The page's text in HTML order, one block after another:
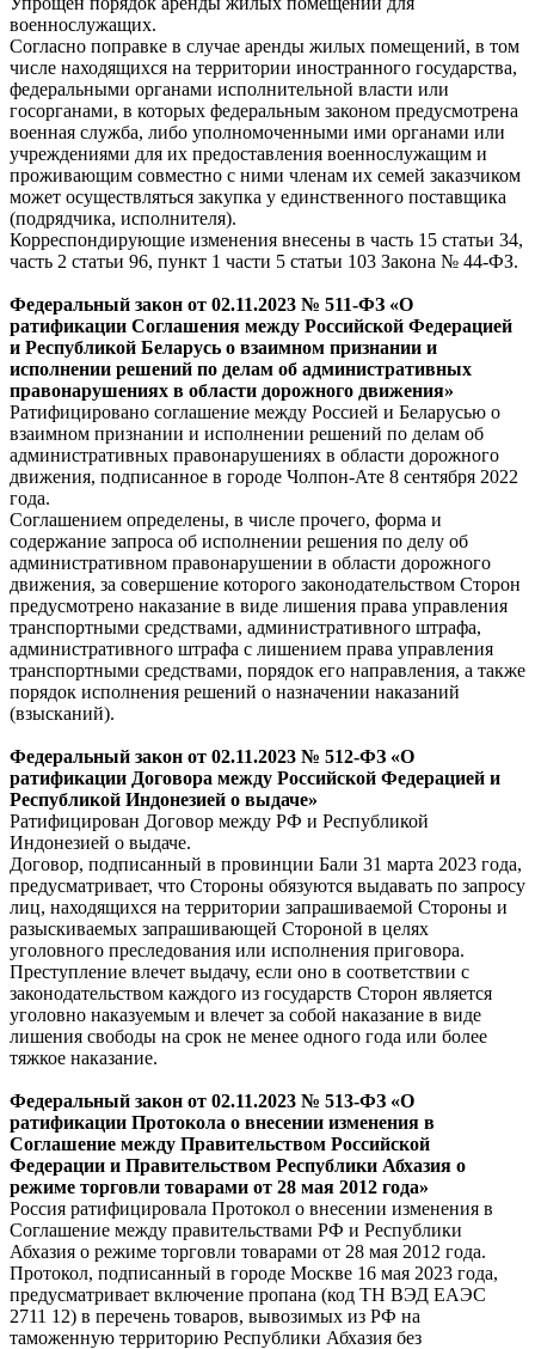
военнослужащих.
Согласно поправке в случае аренды жилых помещений, в том
числе находящихся на территории иностранного государства,
федеральными органами исполнительной власти или
госорганами, в которых федеральным законом предусмотрена
военная служба, либо уполномоченными ими органами или
учреждениями для их предоставления военнослужащим и
проживающим совместно с ними членам их семей заказчиком
может осуществляться закупка у единственного поставщика
(подрядчика, исполнителя).
Корреспондирующие изменения внесены в часть 15 статьи 34,
часть 2 статьи 96, пункт 1 части 5 статьи 103 Закона № 44-ФЗ.
Федеральный закон от 02.11.2023 № 511-ФЗ «О
ратификации Соглашения между Российской Федерацией
и Республикой Беларусь о взаимном признании и
исполнении решений по делам об административных
правонарушениях в области дорожного движения»
Ратифицировано соглашение между Россией и Беларусью о
взаимном признании и исполнении решений по делам об
административных правонарушениях в области дорожного
движения, подписанное в городе Чолпон-Ате 8 сентября 2022
года.
Соглашением определены, в числе прочего, форма и
содержание запроса об исполнении решения по делу об
административном правонарушении в области дорожного
движения, за совершение которого законодательством Сторон
предусмотрено наказание в виде лишения права управления
транспортными средствами, административного штрафа,
административного штрафа с лишением права управления
транспортными средствами, порядок его направления, а также
порядок исполнения решений о назначении наказаний
(взысканий).
Федеральный закон от 02.11.2023 № 512-ФЗ «О
ратификации Договора между Российской Федерацией и
Республикой Индонезией о выдаче»
Ратифицирован Договор между РФ и Республикой
Индонезией о выдаче.
Договор, подписанный в провинции Бали 31 марта 2023 года,
предусматривает, что Стороны обязуются выдавать по запросу
лиц, находящихся на территории запрашиваемой Стороны и
разыскиваемых запрашивающей Стороной в целях
уголовного преследования или исполнения приговора.
Преступление влечет выдачу, если оно в соответствии с
законодательством каждого из государств Сторон является
уголовно наказуемым и влечет за собой наказание в виде
лишения свободы на срок не менее одного года или более
тяжкое наказание.
Федеральный закон от 02.11.2023 № 513-ФЗ «О
ратификации Протокола о внесении изменения в
Соглашение между Правительством Российской
Федерации и Правительством Республики Абхазия о
режиме торговли товарами от 28 мая 2012 года»
Россия ратифицировала Протокол о внесении изменения в
Соглашение между правительствами РФ и Республики
Абхазия о режиме торговли товарами от 28 мая 2012 года.
Протокол, подписанный в городе Москве 16 мая 2023 года,
предусматривает включение пропана (код ТН ВЭД ЕАЭС
2711 12) в перечень товаров, вывозимых из РФ на
таможенную территорию Республики Абхазия без